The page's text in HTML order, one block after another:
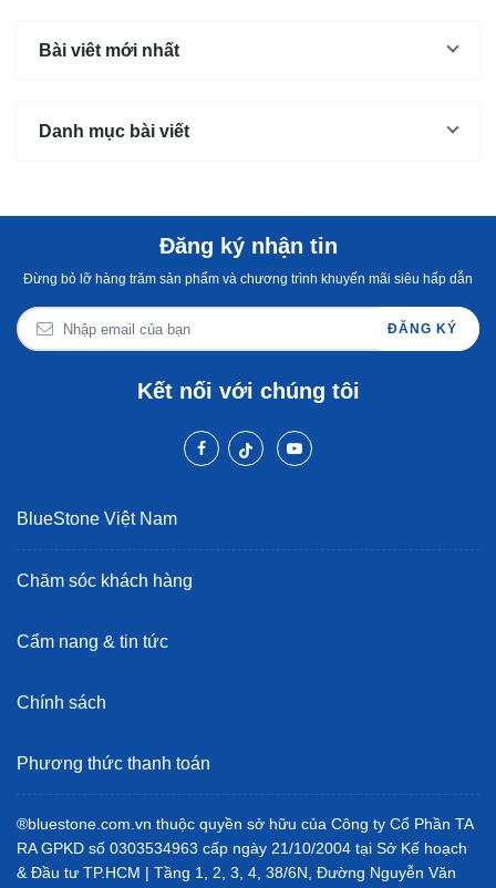
Bài viêt mới nhất
Danh mục bài viết
Đăng ký nhận tin
Đừng bỏ lỡ hàng trăm sản phẩm và chương trình khuyến mãi siêu hấp dẫn
ĐĂNG KÝ
Kết nối với chúng tôi
BlueStone Việt Nam
Chăm sóc khách hàng
Cẩm nang & tin tức
Chính sách
Phương thức thanh toán
®bluestone.com.vn thuộc quyền sở hữu của Công ty Cổ Phần TA
RA GPKD số 0303534963 cấp ngày 21/10/2004 tại Sở Kế hoạch
& Đầu tư TP.HCM | Tầng 1, 2, 3, 4, 38/6N, Đường Nguyễn Văn